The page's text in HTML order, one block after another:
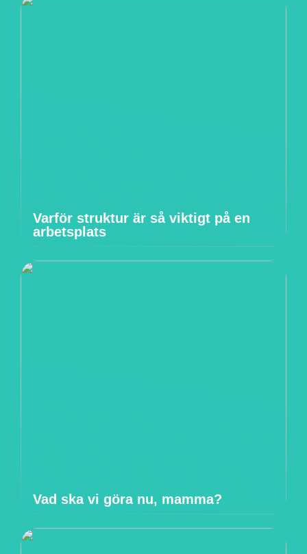
Varför struktur är så viktigt på en
arbetsplats
Vad ska vi göra nu, mamma?